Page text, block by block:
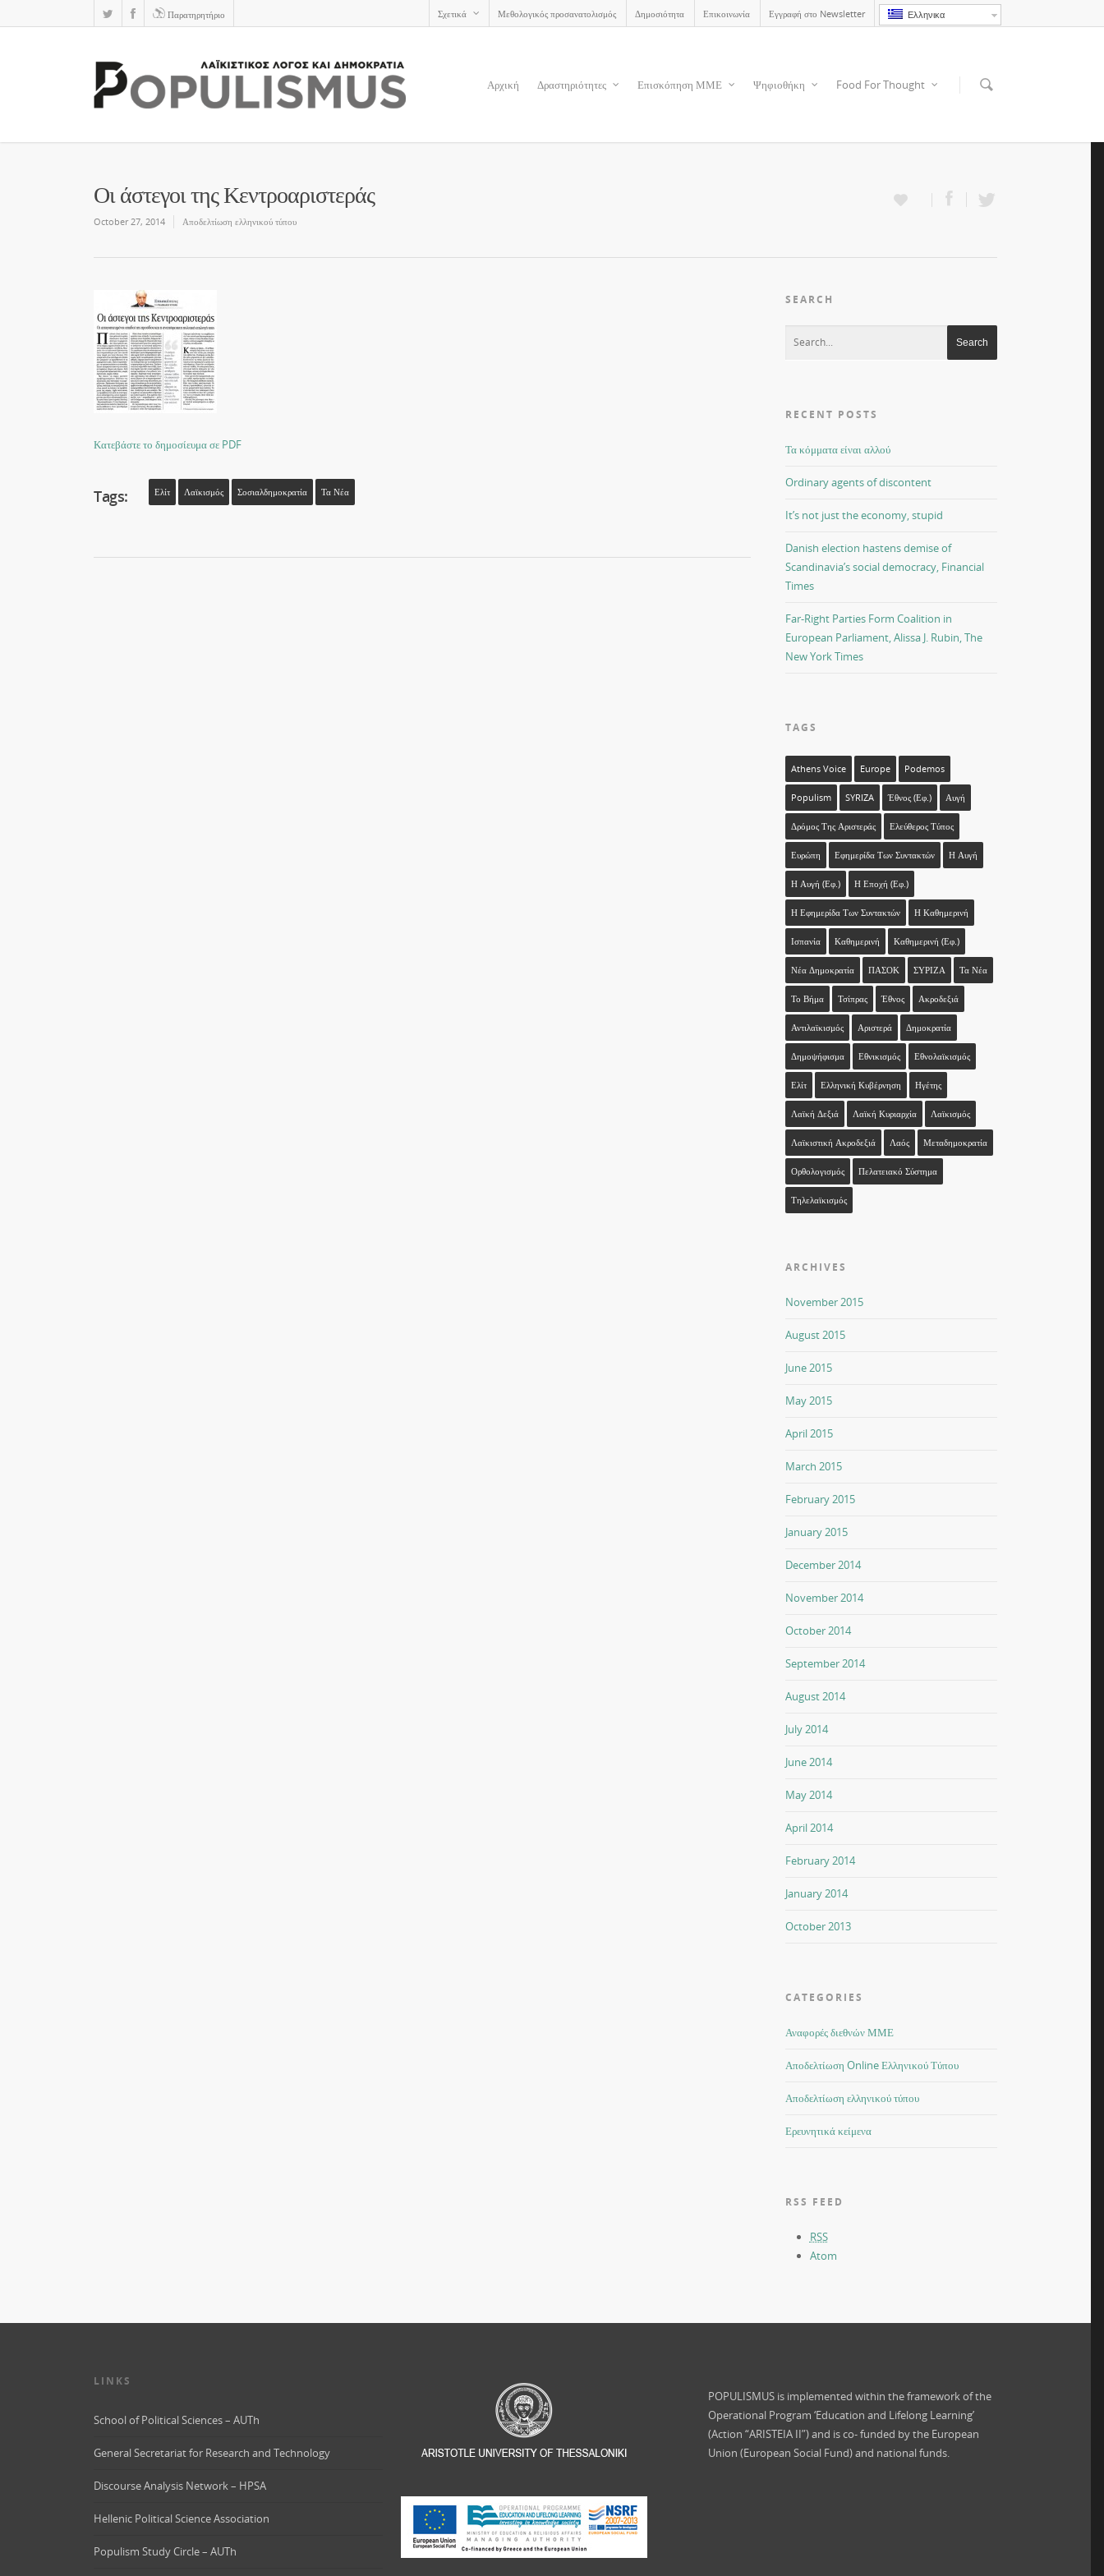
Παρατηρητήριο Ελληνικα
Σχετικά Μεθολογικός προσανατολισμός Δημοσιότητα Επικοινωνία Εγγραφή στο Newsletter
Αρχική Δραστηριότητες Επισκόπηση ΜΜΕ Ψηφιοθήκη Food For Thought
Οι άστεγοι της Κεντροαριστεράς
October 27, 2014 Αποδελτίωση ελληνικού τύπου
Κατεβάστε το δημοσίευμα σε PDF
Tags: Ελίτ Λαϊκισμός Σοσιαλδημοκρατία Τα Νέα
SEARCH
RECENT POSTS
Τα κόμματα είναι αλλού
Ordinary agents of discontent
It’s not just the economy, stupid
Danish election hastens demise of
Scandinavia’s social democracy, Financial
Times
Far-Right Parties Form Coalition in
European Parliament, Alissa J. Rubin, The
New York Times
TAGS
Athens Voice Europe Podemos
Populism SYRIZA Έθνος (εφ.) Αυγή
Δρόμος Της Αριστεράς Ελεύθερος Τύπος
Ευρώπη Εφημερίδα Των Συντακτών Η Αυγή
Η Αυγή (εφ.) Η Εποχή (εφ.)
Η Εφημερίδα Των Συντακτών Η Καθημερινή
Ισπανία Καθημερινή Καθημερινή (εφ.)
Νέα Δημοκρατία ΠΑΣΟΚ ΣΥΡΙΖΑ Τα Νέα
Το Βήμα Τσίπρας Έθνος Ακροδεξιά
Αντιλαϊκισμός Αριστερά Δημοκρατία
Δημοψήφισμα Εθνικισμός Εθνολαϊκισμός
Ελίτ Ελληνική Κυβέρνηση Ηγέτης
Λαϊκή Δεξιά Λαϊκή Κυριαρχία Λαϊκισμός
Λαϊκιστική Ακροδεξιά Λαός Μεταδημοκρατία
Ορθολογισμός Πελατειακό Σύστημα
Τηλελαϊκισμός
ARCHIVES
November 2015
August 2015
June 2015
May 2015
April 2015
March 2015
February 2015
January 2015
December 2014
November 2014
October 2014
September 2014
August 2014
July 2014
June 2014
May 2014
April 2014
February 2014
January 2014
October 2013
CATEGORIES
Αναφορές διεθνών ΜΜΕ
Αποδελτίωση Online Ελληνικού Τύπου
Αποδελτίωση ελληνικού τύπου
Ερευνητικά κείμενα
RSS FEED
RSS
Atom
LINKS
School of Political Sciences – AUTh
General Secretariat for Research and Technology
Discourse Analysis Network – HPSA
Hellenic Political Science Association
Populism Study Circle – AUTh
POPULISMUS is implemented within the framework of the
Operational Program ‘Education and Lifelong Learning’
(Action “ARISTEIA II”) and is co- funded by the European
Union (European Social Fund) and national funds.